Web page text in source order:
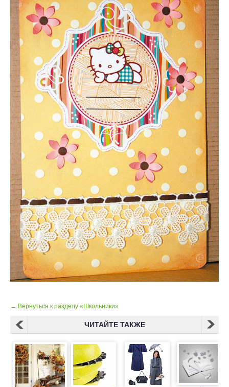
← Вернуться к разделу «Школьники»
ЧИТАЙТЕ ТАКЖЕ